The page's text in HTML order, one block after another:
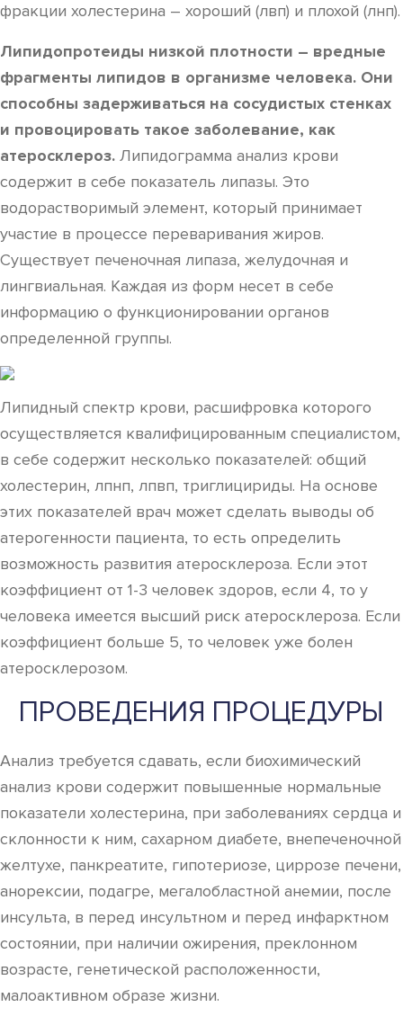
фракции холестерина – хороший (лвп) и плохой (лнп).
Липидопротеиды низкой плотности – вредные
фрагменты липидов в организме человека. Они
способны задерживаться на сосудистых стенках
и провоцировать такое заболевание, как
атеросклероз. Липидограмма анализ крови
содержит в себе показатель липазы. Это
водорастворимый элемент, который принимает
участие в процессе переваривания жиров.
Существует печеночная липаза, желудочная и
лингвиальная. Каждая из форм несет в себе
информацию о функционировании органов
определенной группы.
Липидный спектр крови, расшифровка которого
осуществляется квалифицированным специалистом,
в себе содержит несколько показателей: общий
холестерин, лпнп, лпвп, триглицириды. На основе
этих показателей врач может сделать выводы об
атерогенности пациента, то есть определить
возможность развития атеросклероза. Если этот
коэффициент от 1-3 человек здоров, если 4, то у
человека имеется высший риск атеросклероза. Если
коэффициент больше 5, то человек уже болен
атеросклерозом.
ПРОВЕДЕНИЯ ПРОЦЕДУРЫ
Анализ требуется сдавать, если биохимический
анализ крови содержит повышенные нормальные
показатели холестерина, при заболеваниях сердца и
склонности к ним, сахарном диабете, внепеченочной
желтухе, панкреатите, гипотериозе, циррозе печени,
анорексии, подагре, мегалобластной анемии, после
инсульта, в перед инсультном и перед инфарктном
состоянии, при наличии ожирения, преклонном
возрасте, генетической расположенности,
малоактивном образе жизни.